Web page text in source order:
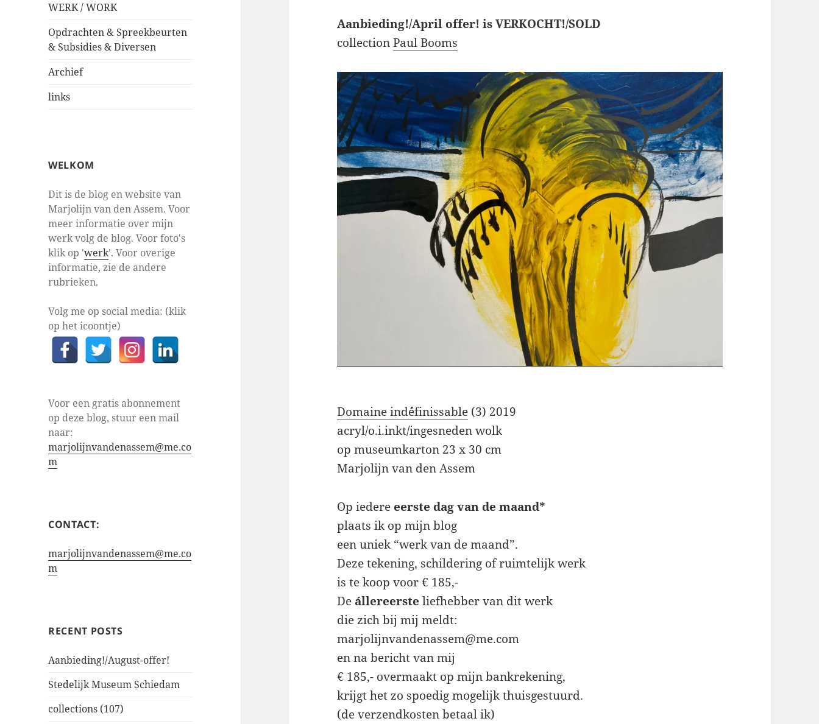
WERK / WORK
Opdrachten & Spreekbeurten
& Subsidies & Diversen
Archief
links
WELKOM
Dit is de blog en website van
Marjolijn van den Assem. Voor
meer informatie over mijn
werk volg de blog. Voor foto's
klik op 'werk'. Voor overige
informatie, zie de andere
rubrieken.
Volg me op social media: (klik
op het icoontje)
Voor een gratis abonnement
op deze blog, stuur een mail
naar:
marjolijnvandenassem@me.co
m
CONTACT:
marjolijnvandenassem@me.co
m
RECENT POSTS
Aanbieding!/August-offer!
Stedelijk Museum Schiedam
collections (107)
Aanbieding!/April offer! is VERKOCHT!/SOLD
collectionPaul Booms
Domaine ind´´éfinissable (3) 2019
acryl/o.i.inkt/ingesneden wolk
op museumkarton 23 x 30 cm
Marjolijn van den Assem
Op iedere eerste dag van de maand*
plaats ik op mijn blog
een uniek “werk van de maand”.
Deze tekening, schildering of ruimtelijk werk
is te koop voor € 185,-
De állereerste liefhebber van dit werk
die zich bij mij meldt:
marjolijnvandenassem@me.com
en na bericht van mij
€ 185,- overmaakt op mijn bankrekening,
krijgt het zo spoedig mogelijk thuisgestuurd.
(de verzendkosten betaal ik)